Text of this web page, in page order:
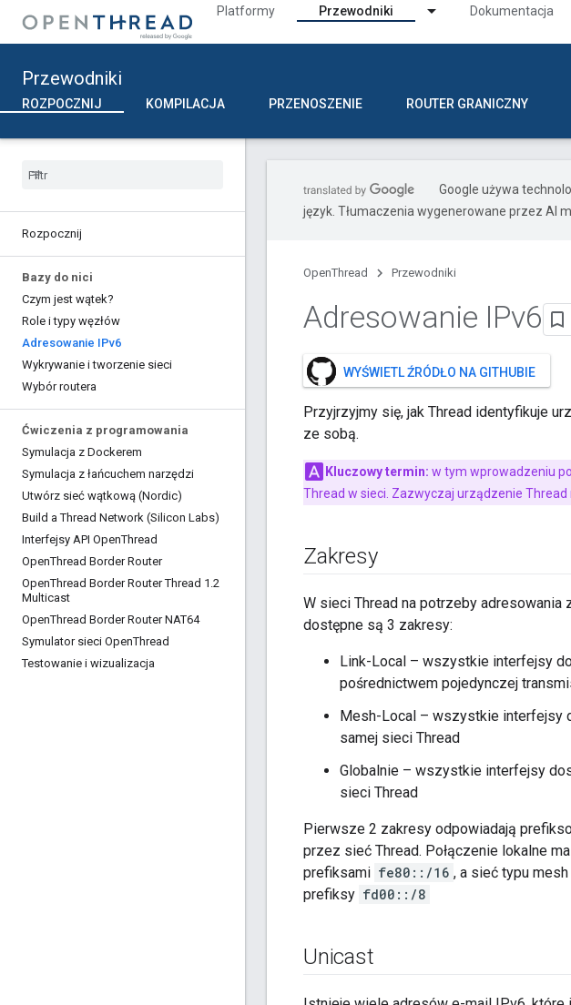
Platformy Przewodniki Dokumentacja
Przewodniki
ROZPOCZNIJ KOMPILACJA PRZENOSZENIE ROUTER GRANICZNY
Rozpocznij
Bazy do nici
Czym jest wątek?
Role i typy węzłów
Adresowanie IPv6
Wykrywanie i tworzenie sieci
Wybór routera
Ćwiczenia z programowania
Symulacja z Dockerem
Symulacja z łańcuchem narzędzi
Utwórz sieć wątkową (Nordic)
Build a Thread Network (Silicon Labs)
Interfejsy API OpenThread
OpenThread Border Router
OpenThread Border Router Thread 1 .2
Multicast
OpenThread Border Router NAT64
Symulator sieci OpenThread
Testowanie i wizualizacja
Google używa
język. Tłumaczenia wygenerowane przez AI
OpenThread Przewodniki
Adresowanie IPv6
WYŚWIETL ŹRÓDŁO NA GITHUBIE
Przyjrzyjmy się, jak Thread identyfikuje
ze sobą.
Kluczowy termin: w tym wprowadzeniu
Thread w sieci. Zazwyczaj urządzenie
Zakresy
W sieci Thread na potrzeby adresowania
dostępne są 3 zakresy:
Link-Local – wszystkie interfejsy
pośrednictwem pojedynczej
Mesh-Local – wszystkie interfejsy
samej sieci Thread
Globalnie – wszystkie interfejsy
sieci Thread
Pierwsze 2 zakresy odpowiadają
przez sieć Thread. Połączenie lokalne
prefiksami fe80::/16 , a sieć typu
prefiksy fd00::/8
Unicast